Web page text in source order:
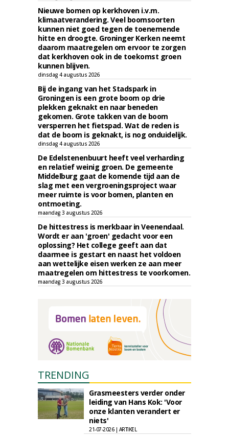
Nieuwe bomen op kerkhoven i.v.m.
klimaatverandering. Veel boomsoorten
kunnen niet goed tegen de toenemende
hitte en droogte. Groninger Kerken neemt
daarom maatregelen om ervoor te zorgen
dat kerkhoven ook in de toekomst groen
kunnen blijven.
dinsdag 4 augustus 2026
Bij de ingang van het Stadspark in
Groningen is een grote boom op drie
plekken geknakt en naar beneden
gekomen. Grote takken van de boom
versperren het fietspad. Wat de reden is
dat de boom is geknakt, is nog onduidelijk.
dinsdag 4 augustus 2026
De Edelstenenbuurt heeft veel verharding
en relatief weinig groen. De gemeente
Middelburg gaat de komende tijd aan de
slag met een vergroeningsproject waar
meer ruimte is voor bomen, planten en
ontmoeting.
maandag 3 augustus 2026
De hittestress is merkbaar in Veenendaal.
Wordt er aan 'groen' gedacht voor een
oplossing? Het college geeft aan dat
daarmee is gestart en naast het voldoen
aan wettelijke eisen werken ze aan meer
maatregelen om hittestress te voorkomen.
maandag 3 augustus 2026
TRENDING
Grasmeesters verder onder
leiding van Hans Kok: 'Voor
onze klanten verandert er
niets'
21-07-2026 | ARTIKEL